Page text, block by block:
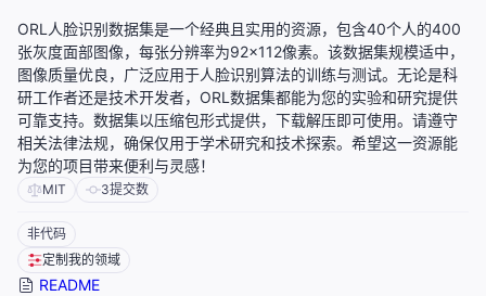
ORL人脸识别数据集是一个经典且实用的资源，包含40个人的400
张灰度面部图像，每张分辨率为92×112像素。该数据集规模适中，
图像质量优良，广泛应用于人脸识别算法的训练与测试。无论是科
研工作者还是技术开发者，ORL数据集都能为您的实验和研究提供
可靠支持。数据集以压缩包形式提供，下载解压即可使用。请遵守
相关法律法规，确保仅用于学术研究和技术探索。希望这一资源能
为您的项目带来便利与灵感！
MIT 3提交数
非代码
定制我的领域
README